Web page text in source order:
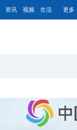
资讯 视频 生活 更多